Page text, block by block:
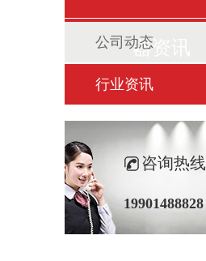
器资讯
公司动态
行业资讯
咨询热线
19901488828